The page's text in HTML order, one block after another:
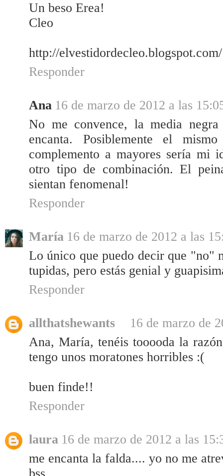
Un beso Erea!
Cleo
http://elvestidordecleo.blogspot.com/
Responder
Ana 16 de marzo de 2012 a las
No me convence, la media
encanta. Posiblemente el
complemento a mayores sería mi
otro tipo de combinación. El
sientan fenomenal!
Responder
María 16 de marzo de 2012 a las
Lo único que puedo decir que "no"
tupidas, pero estás genial y
Responder
allthatshewants
16 de marzo de
Ana, María, tenéis tooooda la
tengo unos moratones horribles :(
buen finde!!
Responder
laura 16 de marzo de 2012 a las
me encanta la falda.... yo no me